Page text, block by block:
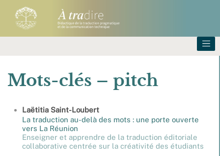
Mots-clés – pitch
Laëtitia Saint-Loubert
La traduction au-delà des mots : une porte ouverte
vers La Réunion
Enseigner et apprendre de la traduction éditoriale
collaborative centrée sur la créativité des étudiants